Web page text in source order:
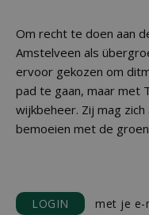
Om recht te doen aan
Amstelveen als
ervoor gekozen om
pad te gaan, maar met
wijkbeheer. Zij mag
bemoeien met de
LOGIN met je e-